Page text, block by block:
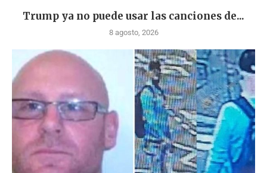
Trump ya no puede usar las canciones de...
8 agosto, 2026